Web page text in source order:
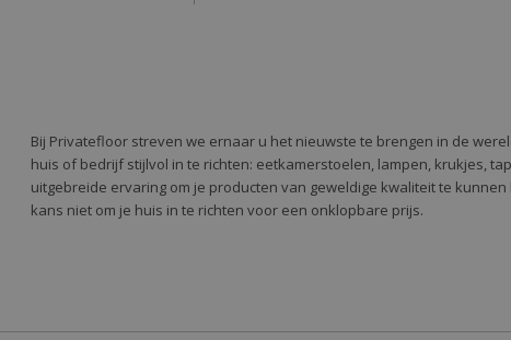
Bij Privatefloor streven we ernaar u het nieuwste te brengen in de
huis of bedrijf stijlvol in te richten: eetkamerstoelen, lampen, krukjes,
uitgebreide ervaring om je producten van geweldige kwaliteit te
kans niet om je huis in te richten voor een onklopbare prijs.